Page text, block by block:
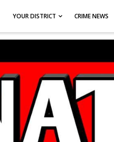
YOUR DISTRICT CRIME NEWS